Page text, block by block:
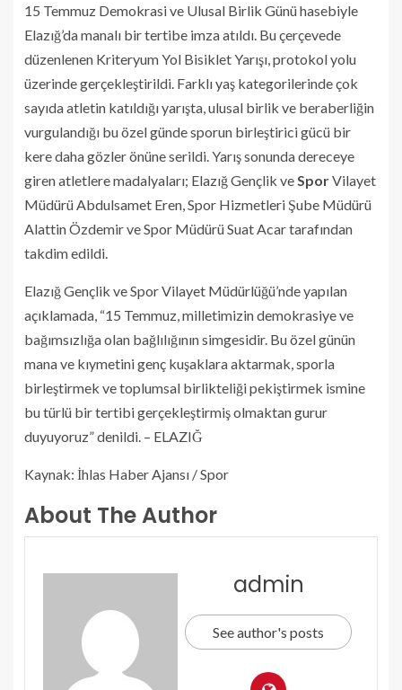
15 Temmuz Demokrasi ve Ulusal Birlik Günü hasebiyle
Elazığ’da manalı bir tertibe imza atıldı. Bu çerçevede
düzenlenen Kriteryum Yol Bisiklet Yarışı, protokol yolu
üzerinde gerçekleştirildi. Farklı yaş kategorilerinde çok
sayıda atletin katıldığı yarışta, ulusal birlik ve beraberliğin
vurgulandığı bu özel günde sporun birleştirici gücü bir
kere daha gözler önüne serildi. Yarış sonunda dereceye
giren atletlere madalyaları; Elazığ Gençlik ve SporVilayet
Müdürü Abdulsamet Eren, Spor Hizmetleri Şube Müdürü
Alattin Özdemir ve Spor Müdürü Suat Acar tarafından
takdim edildi.
Elazığ Gençlik ve Spor Vilayet Müdürlüğü’nde yapılan
açıklamada, “15 Temmuz, milletimizin demokrasiye ve
bağımsızlığa olan bağlılığının simgesidir. Bu özel günün
mana ve kıymetini genç kuşaklara aktarmak, sporla
birleştirmek ve toplumsal birlikteliği pekiştirmek ismine
bu türlü bir tertibi gerçekleştirmiş olmaktan gurur
duyuyoruz” denildi. – ELAZIĞ
Kaynak: İhlas Haber Ajansı / Spor
About The Author
admin
See author's posts